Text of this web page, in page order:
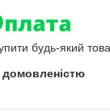
будь-який
домовленістю